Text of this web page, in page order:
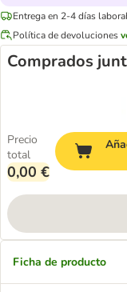
Entrega en 2-4 días
Política de devoluciones
Comprados
Precio
total
0,00 €
Ficha de producto